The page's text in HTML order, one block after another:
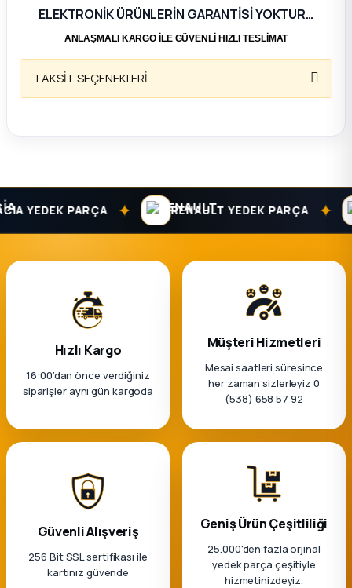
Parça
ELEKTRONİK ÜRÜNLERİN GARANTİSİ YOKTUR…
ANLAŞMALI KARGO İLE GÜVENLİ HIZLI TESLİMAT
TAKSİT SEÇENEKLERİ
YEDEK PARÇA ✦ RENAULT YEDEK PARÇA ✦
Hızlı Kargo
16:00’dan önce verdiğiniz
siparişler aynı gün kargoda
Müşteri Hizmetleri
Mesai saatleri süresince
her zaman sizlerleyiz 0
(538) 658 57 92
Güvenli Alışveriş
256 Bit SSL sertifikası ile
kartınız güvende
Geniş Ürün Çeşitliliği
25.000'den fazla orjinal
yedek parça çeşitiyle
hizmetinizdeyiz.